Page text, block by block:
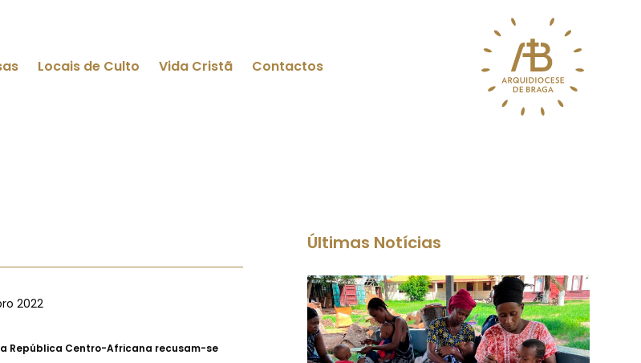
Locais de Culto Vida Cristã Contactos
2022
República Centro-Africana recusam-se
Últimas Notícias